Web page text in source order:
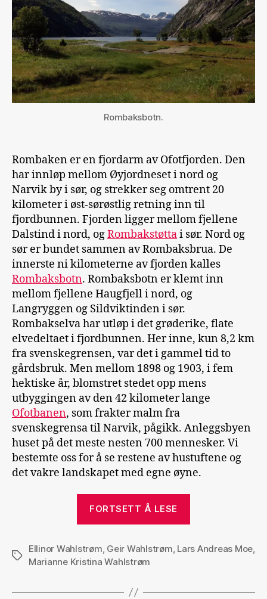
Rombaksbotn.
Rombaken er en fjordarm av Ofotfjorden. Den
har innløp mellom Øyjordneset i nord og
Narvik by i sør, og strekker seg omtrent 20
kilometer i øst-sørøstlig retning inn til
fjordbunnen. Fjorden ligger mellom fjellene
Dalstind i nord, ogRombakstøttai sør. Nord og
sør er bundet sammen av Rombaksbrua. De
innerste ni kilometerne av fjorden kalles
Rombaksbotn. Rombaksbotn er klemt inn
mellom fjellene Haugfjell i nord, og
Langryggen og Sildviktinden i sør.
Rombakselva har utløp i det grøderike, flate
elvedeltaet i fjordbunnen. Her inne, kun 8,2 km
fra svenskegrensen, var det i gammel tid to
gårdsbruk. Men mellom 1898 og 1903, i fem
hektiske år, blomstret stedet opp mens
utbyggingen av den 42 kilometer lange
Ofotbanen, som frakter malm fra
svenskegrensa til Narvik, pågikk. Anleggsbyen
huset på det meste nesten 700 mennesker. Vi
bestemte oss for å se restene av hustuftene og
det vakre landskapet med egne øyne.
FORTSETT Å LESE
Stikkord
Ellinor Wahlstrøm Geir Wahlstrøm Lars Andreas Moe
Marianne Kristina Wahlstrøm